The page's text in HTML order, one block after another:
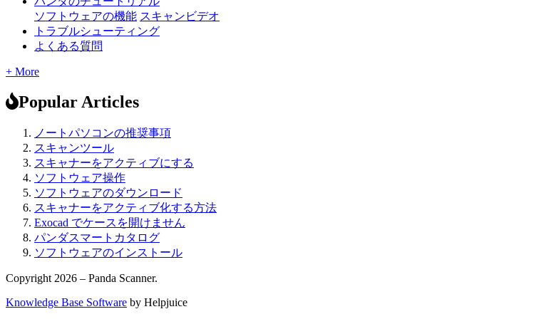
ソフトウェアの機能 スキャンビデオ
トラブルシューティング
よくある質問
+ More
Popular Articles
ノートパソコンの推奨事項
スキャンツール
スキャナーをアクティブにする
ソフトウェア操作
ソフトウェアのダウンロード
スキャナーをアクティブ化する方法
Exocad でケースを開けません
パンダスマートカタログ
ソフトウェアのインストール
Copyright 2026 – Panda Scanner.
Knowledge Base Software by Helpjuice